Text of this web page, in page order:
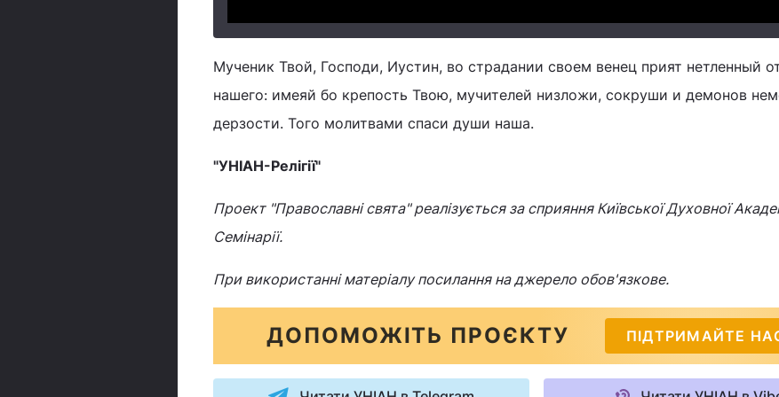
Мученик Твой, Господи, Иустин, во страдании своем венец прият нетленный
нашего: имеяй бо крепость Твою, мучителей низложи, сокруши и демонов
дерзости. Того молитвами спаси души наша.
"УНІАН-Релігії"
Проект "Православні свята" реалізується за сприяння Київської Духовної
Семінарії.
При використанні матеріалу посилання на джерело обов'язкове.
ДОПОМОЖІТЬ ПРОЄКТУ ПІДТРИМАЙТЕ